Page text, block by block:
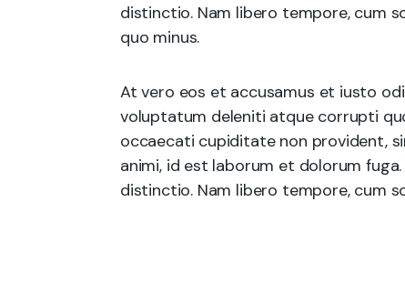
distinctio. Nam libero tempore, cum
quo minus.
At vero eos et accusamus et iusto
voluptatum deleniti atque corrupti
occaecati cupiditate non provident,
animi, id est laborum et dolorum
distinctio. Nam libero tempore, cum